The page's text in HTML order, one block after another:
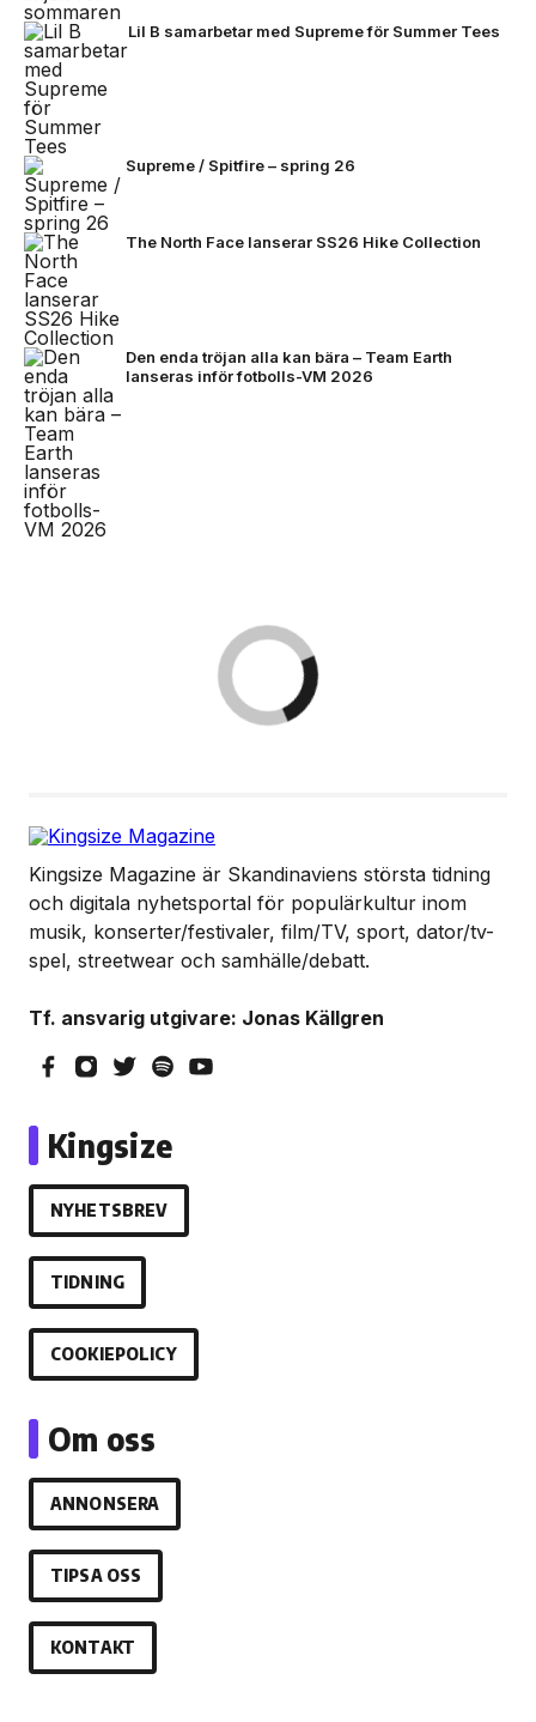
Lil B samarbetar med Supreme för Summer Tees
Supreme / Spitfire – spring 26
The North Face lanserar SS26 Hike Collection
Den enda tröjan alla kan bära – Team Earth
lanseras inför fotbolls-VM 2026
Kingsize Magazine är Skandinaviens största tidning
och digitala nyhetsportal för populärkultur inom
musik, konserter/festivaler, film/TV, sport, dator/tv-
spel, streetwear och samhälle/debatt.
Tf. ansvarig utgivare: Jonas Källgren
Kingsize
NYHETSBREV
TIDNING
COOKIEPOLICY
Om oss
ANNONSERA
TIPSA OSS
KONTAKT